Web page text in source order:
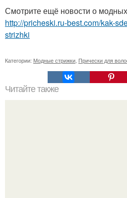
Смотрите ещё новости о
http://pricheski.ru-best.com/kak-
strizhki
Категории: Модные стрижки Прически для
Читайте также